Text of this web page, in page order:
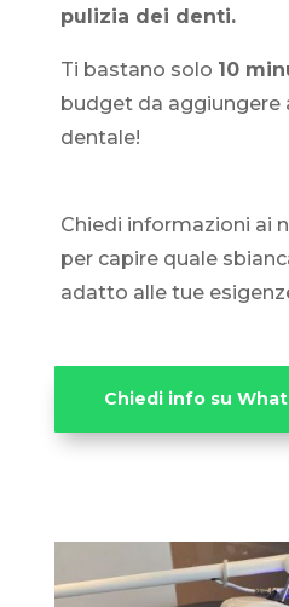
pulizia dei denti.
Ti bastano solo 10
budget da aggiungere
dentale!
Chiedi informazioni ai
per capire quale
adatto alle tue
Chiedi info su